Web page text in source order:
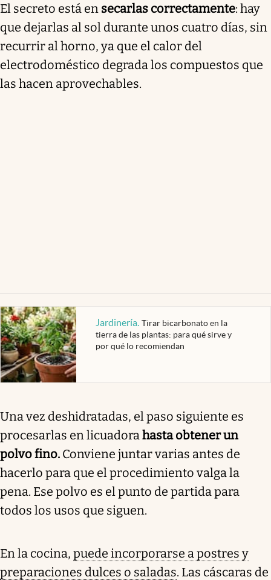
El secreto está en secarlas correctamente: hay
que dejarlas al sol durante unos cuatro días, sin
recurrir al horno, ya que el calor del
electrodoméstico degrada los compuestos que
las hacen aprovechables.
Jardinería. Tirar bicarbonato en la
tierra de las plantas: para qué sirve y
por qué lo recomiendan
Una vez deshidratadas, el paso siguiente es
procesarlas en licuadora hasta obtener un
polvo fino. Conviene juntar varias antes de
hacerlo para que el procedimiento valga la
pena. Ese polvo es el punto de partida para
todos los usos que siguen.
En la cocina, puede incorporarse a postres y
preparaciones dulces o saladas. Las cáscaras de